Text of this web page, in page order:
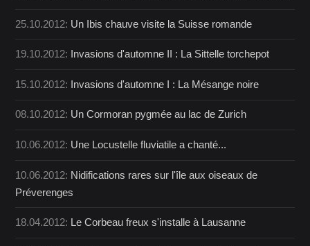
25.10.2012: Un Ibis chauve visite la Suisse romande
19.10.2012: Invasions d'automne II : La Sittelle torchepot
15.10.2012: Invasions d'automne I : La Mésange noire
08.10.2012: Un Cormoran pygmée au lac de Zurich
10.06.2012: Une Locustelle fluviatile a chanté...
10.06.2012: Nidifications rares sur l'île aux oiseaux de
Préverenges
18.04.2012: Le Corbeau freux s'installe à Lausanne